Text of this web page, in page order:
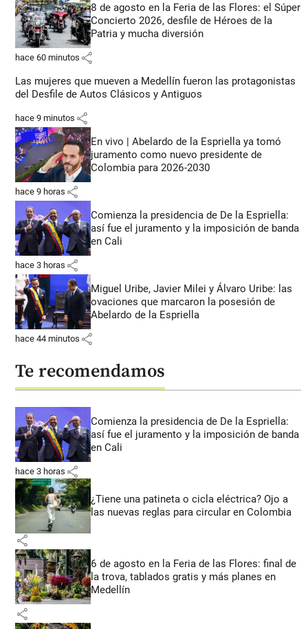
8 de agosto en la Feria de las Flores: el Súper
Concierto 2026, desfile de Héroes de la
Patria y mucha diversión
hace 60 minutos share
Las mujeres que mueven a Medellín fueron las protagonistas
del Desfile de Autos Clásicos y Antiguos
hace 9 minutos share
En vivo | Abelardo de la Espriella ya tomó
juramento como nuevo presidente de
Colombia para 2026-2030
hace 9 horas share
Comienza la presidencia de De la Espriella:
así fue el juramento y la imposición de banda
en Cali
hace 3 horas share
Miguel Uribe, Javier Milei y Álvaro Uribe: las
ovaciones que marcaron la posesión de
Abelardo de la Espriella
hace 44 minutos share
Te recomendamos
Comienza la presidencia de De la Espriella:
así fue el juramento y la imposición de banda
en Cali
hace 3 horas share
¿Tiene una patineta o cicla eléctrica? Ojo a
las nuevas reglas para circular en Colombia
share
6 de agosto en la Feria de las Flores: final de
la trova, tablados gratis y más planes en
Medellín
share